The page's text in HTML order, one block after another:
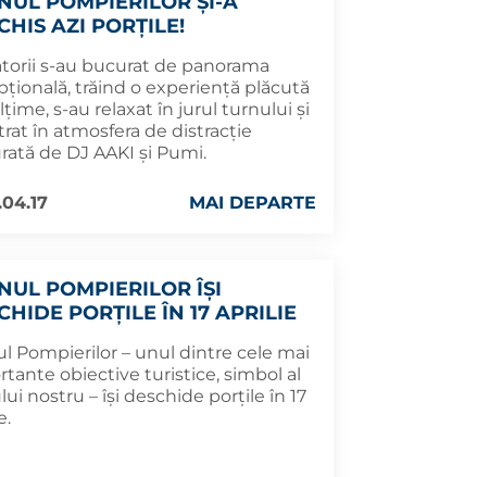
AZI PORȚILE!
s-au bucurat de panorama
trăind o experiență plăcută
s-au relaxat în jurul turnului și
în atmosfera de distracție
de DJ AAKI și Pumi.
MAI DEPARTE
POMPIERILOR ÎȘI
PORȚILE ÎN 17 APRILIE
Pompierilor – unul dintre cele mai
obiective turistice, simbol al
nostru – își deschide porțile în 17